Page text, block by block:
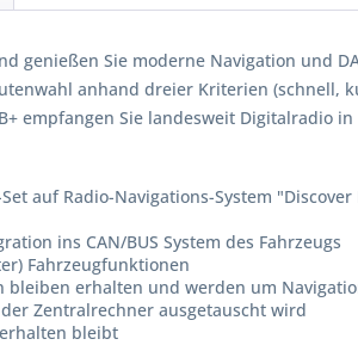
genießen Sie moderne Navigation und
anhand dreier Kriterien (schnell,
empfangen Sie landesweit Digitalradio
auf Radio-Navigations-System "Discover
ins CAN/BUS System des Fahrzeugs
Fahrzeugfunktionen
erhalten und werden um
Zentralrechner ausgetauscht wird
bleibt